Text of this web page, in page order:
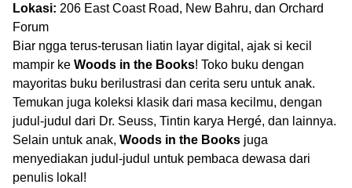
Lokasi: 206 East Coast Road, New Bahru, dan Orchard
Forum
Biar ngga terus-terusan liatin layar digital, ajak si kecil
mampir ke Woods in the Books! Toko buku dengan
mayoritas buku berilustrasi dan cerita seru untuk anak.
Temukan juga koleksi klasik dari masa kecilmu, dengan
judul-judul dari Dr. Seuss, Tintin karya Hergé, dan lainnya.
Selain untuk anak, Woods in the Books juga
menyediakan judul-judul untuk pembaca dewasa dari
penulis lokal!